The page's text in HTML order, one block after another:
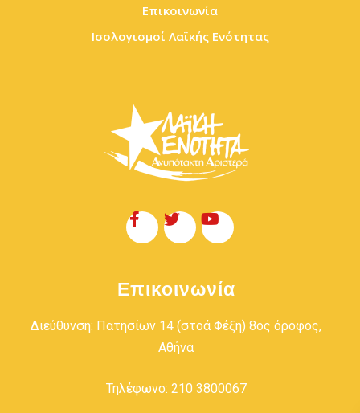
Επικοινωνία
Ισολογισμοί Λαϊκής Ενότητας
Επικοινωνία
Διεύθυνση: Πατησίων 14 (στοά Φέξη) 8ος όροφος,
Αθήνα
Τηλέφωνο: 210 3800067